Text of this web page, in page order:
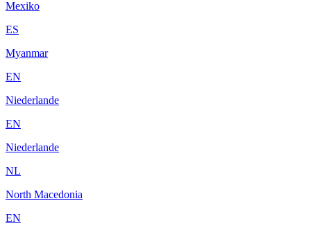
Mexiko
ES
Myanmar
EN
Niederlande
EN
Niederlande
NL
North Macedonia
EN